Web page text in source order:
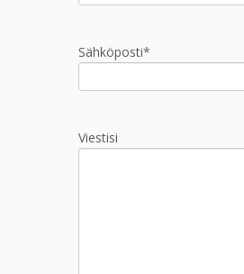
Sähköposti*
Viestisi